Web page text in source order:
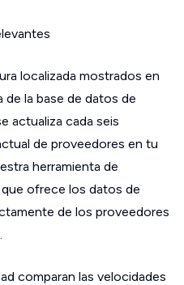
localizada mostrados en
la base de datos de
actualiza cada seis
de proveedores en tu
herramienta de
ofrece los datos de
de los proveedores
comparan las velocidades